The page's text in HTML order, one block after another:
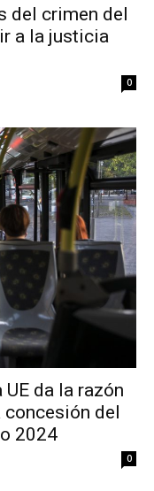
del crimen del
a la justicia
0
da la razón
concesión del
2024
0